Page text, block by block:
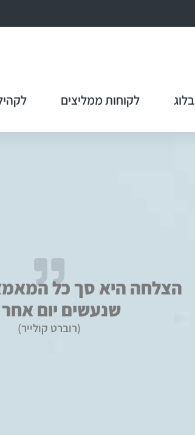
בלוג לקוחות ממליצים
הצלחה היא סך כל
שנעשים יום אחר
(רוברט קולייר)